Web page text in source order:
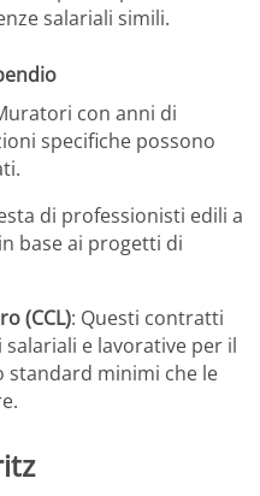
salariali simili.
con anni di
specifiche possono
di professionisti edili a
base ai progetti di
(CCL): Questi contratti
e lavorative per il
standard minimi che le